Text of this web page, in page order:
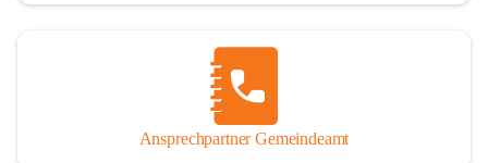
Ansprechpartner Gemeindeamt